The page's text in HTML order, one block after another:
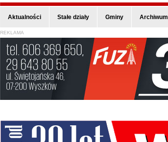
Aktualności Stałe działy Gminy Archiwum
REKLAMA